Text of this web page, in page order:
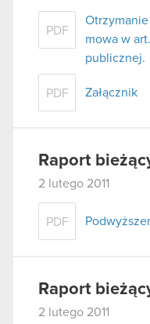
PDF
mowa w
publicznej.
PDF Załącznik
Raport
2 lutego 2011
PDF
Raport
2 lutego 2011